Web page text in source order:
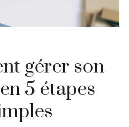
gérer son
5 étapes